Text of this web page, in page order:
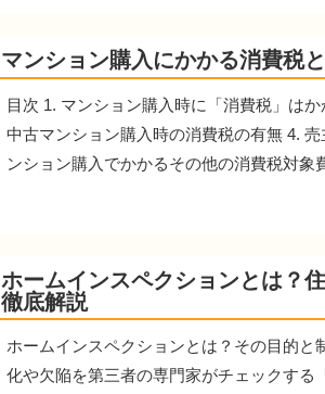
マンション購入にかかる消費税
目次 1. マンション購入時に「消費税」は
中古マンション購入時の消費税の有無 4.
ンション購入でかかるその他の消費税対象
ホームインスペクションとは？
徹底解説
ホームインスペクションとは？その目的
化や欠陥を第三者の専門家がチェックする